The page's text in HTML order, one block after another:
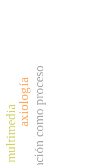
axiologíaevaluación como proceso